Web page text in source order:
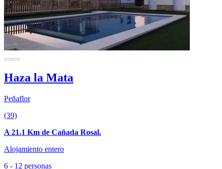
Haza la Mata
Peñaflor
(39)
A 21.1 Km de Cañada Rosal.
Alojamiento entero
6 - 12 personas